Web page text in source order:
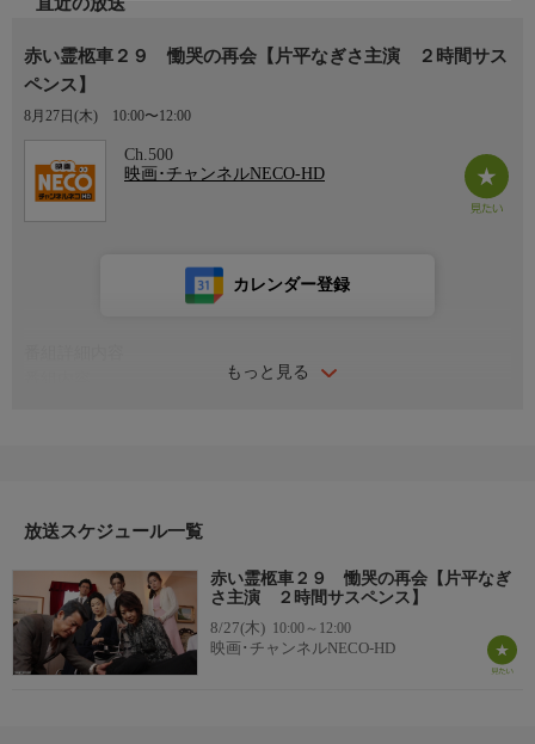
直近の放送
赤い霊柩車２９ 慟哭の再会【片平なぎさ主演 ２時間サス
ペンス】
8月27日(木) 10:00〜12:00
Ch.500
映画･チャンネルNECO-HD
もっと見る
カレンダー登録
突如苦しげにあえいで死亡した。さらに、マユの家族に新たな被
放送スケジュール一覧
赤い霊柩車２９ 慟哭の再会【片平なぎ
さ主演 ２時間サスペンス】
8/27(木) 10:00～12:00
映画･チャンネルNECO-HD